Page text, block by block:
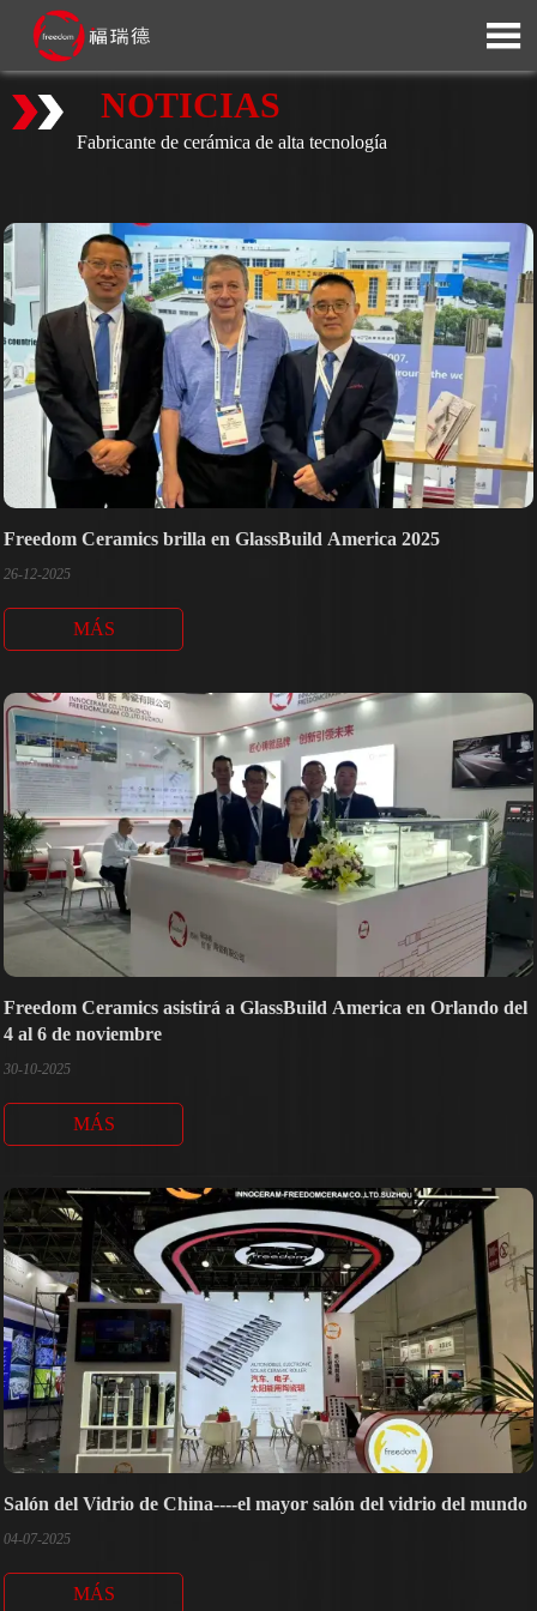

NOTICIAS
Fabricante de cerámica de alta tecnología
Freedom Ceramics brilla en GlassBuild America 2025
26-12-2025
MÁS
Freedom Ceramics asistirá a GlassBuild America en Orlando del
4 al 6 de noviembre
30-10-2025
MÁS
Salón del Vidrio de China----el mayor salón del vidrio del mundo
04-07-2025
MÁS